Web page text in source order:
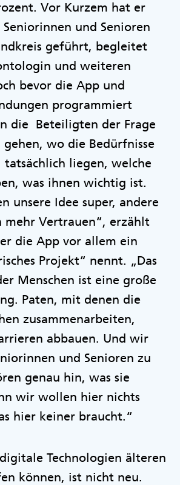
Vor Kurzem hat er
und Senioren
geführt, begleitet
und weiteren
bevor die App und
programmiert
die Beteiligten der Frage
wo die Bedürfnisse
tatsächlich liegen, welche
was ihnen wichtig ist.
unsere Idee super, andere
mehr Vertrauen“, erzählt
die App vor allem ein
Projekt“ nennt. „Das
Menschen ist eine große
Paten, mit denen die
zusammenarbeiten,
abbauen. Und wir
und Senioren zu
genau hin, was sie
wir wollen hier nichts
hier keiner braucht.“
Technologien älteren
können, ist nicht neu.